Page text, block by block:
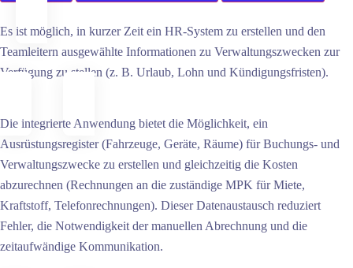
Es ist möglich, in kurzer Zeit ein HR-System zu erstellen und den
Teamleitern ausgewählte Informationen zu Verwaltungszwecken zur
Verfügung zu stellen (z. B. Urlaub, Lohn und Kündigungsfristen).
Die integrierte Anwendung bietet die Möglichkeit, ein
Ausrüstungsregister (Fahrzeuge, Geräte, Räume) für Buchungs- und
Verwaltungszwecke zu erstellen und gleichzeitig die Kosten
abzurechnen (Rechnungen an die zuständige MPK für Miete,
Kraftstoff, Telefonrechnungen). Dieser Datenaustausch reduziert
Fehler, die Notwendigkeit der manuellen Abrechnung und die
zeitaufwändige Kommunikation.